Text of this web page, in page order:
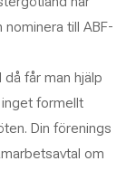
till ABF-
får man hjälp
formellt
Din förenings
om